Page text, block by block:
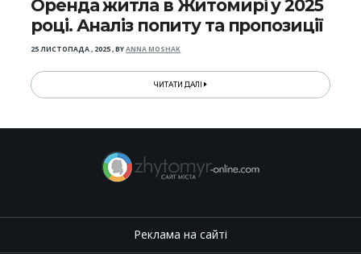
Оренда житла в Житомирі у 2025
році. Аналіз попиту та пропозиції
25 ЛИСТОПАДА , 2025,BYANNA MOSHAK
ЧИТАТИ ДАЛІ
Реклама на сайті